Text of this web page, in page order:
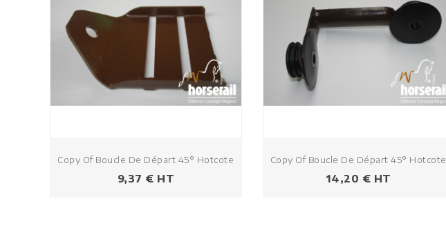
Copy Of Boucle De Départ 45° Hotcote
Prezzo
9,37 € HT
Copy Of Boucle De Départ 45° Hotcote
Prezzo
14,20 € HT